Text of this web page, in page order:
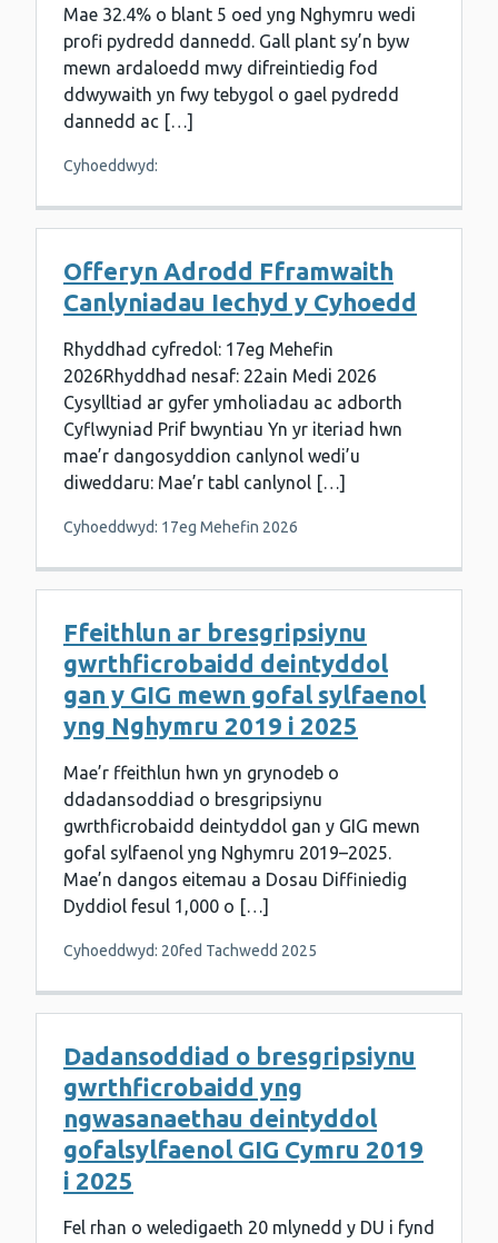
Mae 32.4% o blant 5 oed yng Nghymru wedi
profi pydredd dannedd. Gall plant sy’n byw
mewn ardaloedd mwy difreintiedig fod
ddwywaith yn fwy tebygol o gael pydredd
dannedd ac […]
Cyhoeddwyd:
Offeryn Adrodd Fframwaith
Canlyniadau Iechyd y Cyhoedd
Rhyddhad cyfredol: 17eg Mehefin
2026Rhyddhad nesaf: 22ain Medi 2026
Cysylltiad ar gyfer ymholiadau ac adborth
Cyflwyniad Prif bwyntiau Yn yr iteriad hwn
mae’r dangosyddion canlynol wedi’u
diweddaru: Mae’r tabl canlynol […]
Cyhoeddwyd: 17eg Mehefin 2026
Ffeithlun ar bresgripsiynu
gwrthficrobaidd deintyddol
gan y GIG mewn gofal sylfaenol
yng Nghymru 2019 i 2025
Mae’r ffeithlun hwn yn grynodeb o
ddadansoddiad o bresgripsiynu
gwrthficrobaidd deintyddol gan y GIG mewn
gofal sylfaenol yng Nghymru 2019–2025.
Mae’n dangos eitemau a Dosau Diffiniedig
Dyddiol fesul 1,000 o […]
Cyhoeddwyd: 20fed Tachwedd 2025
Dadansoddiad o bresgripsiynu
gwrthficrobaidd yng
ngwasanaethau deintyddol
gofalsylfaenol GIG Cymru 2019
i 2025
Fel rhan o weledigaeth 20 mlynedd y DU i fynd